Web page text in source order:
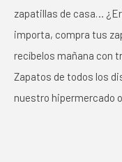
zapatillas de casa…
importa, compra tus
recíbelos mañana con
Zapatos de todos los
nuestro hipermercado